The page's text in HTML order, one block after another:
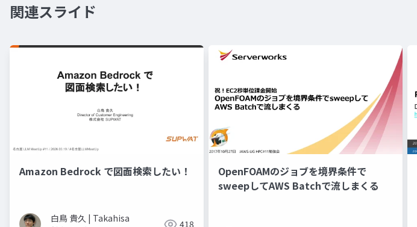
関連スライド
Amazon Bedrock で図面検索したい！
白鳥 貴久 | Takahisa
418
OpenFOAMのジョブを境界条件で
sweepしてAWS Batchで流しまくる